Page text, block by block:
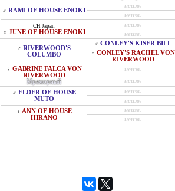
♂ RAMI OF HOUSE ENOKI
неизв.
неизв.
CH Japan
♀ JUNE OF HOUSE ENOKI
неизв.
неизв.
♂ RIVERWOOD'S
COLUMBO
♂ CONLEY'S KISER BILL
♀ CONLEY'S RACHEL VON
RIVERWOOD
♀ GABRINE FALCA VON
RIVERWOOD
Мраморный
неизв.
неизв.
♂ ELDER OF HOUSE
MUTO
неизв.
неизв.
♀ ANN OF HOUSE
HIRANO
неизв.
неизв.